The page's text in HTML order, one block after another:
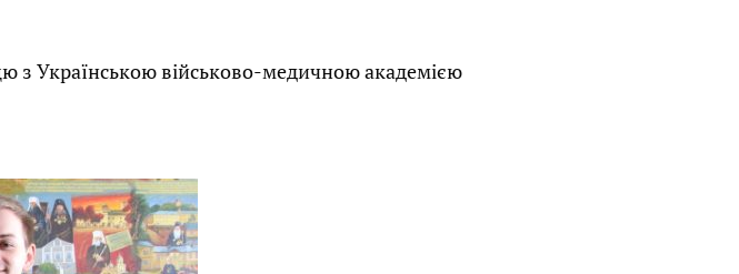
з Українською військово-медичною академією